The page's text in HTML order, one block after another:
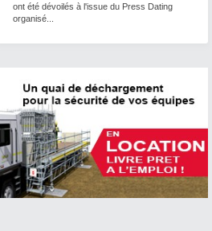
ont été dévoilés à l'issue du Press Dating
organisé...